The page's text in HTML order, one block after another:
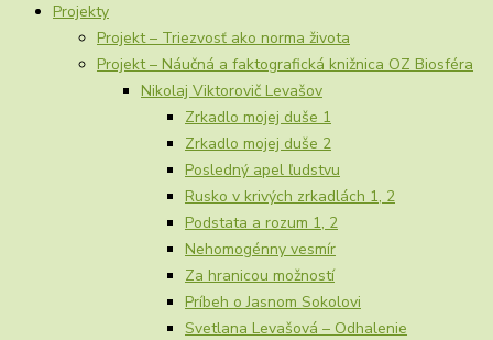
Projekty
Projekt – Triezvosť ako norma života
Projekt – Náučná a faktografická knižnica OZ Biosféra
Nikolaj Viktorovič Levašov
Zrkadlo mojej duše 1
Zrkadlo mojej duše 2
Posledný apel ľudstvu
Rusko v krivých zrkadlách 1, 2
Podstata a rozum 1, 2
Nehomogénny vesmír
Za hranicou možností
Príbeh o Jasnom Sokolovi
Svetlana Levašová – Odhalenie